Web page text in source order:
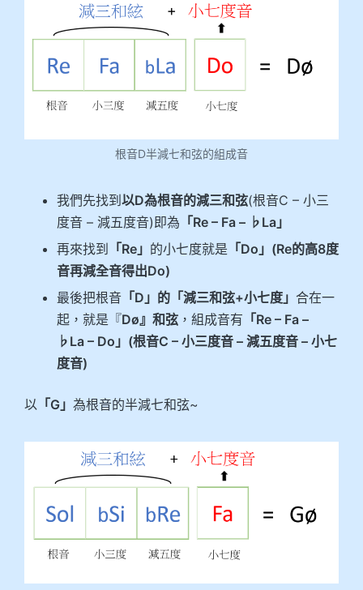
根音D半減七和弦的組成音
我們先找到以D為根音的減三和弦(根音C – 小三
度音 – 減五度音)即為 「Re – Fa – ♭La」
再來找到
「Re」 的小七度就是 「Do」(Re的高8度
音再減全音得出Do)
最後把根音 「D」的「減三和弦+小七度」 合在一
起，就是『Dø』和弦 ，組成音有 「Re – Fa –
♭La – Do」(根音C – 小三度音 – 減五度音 – 小七
度音)
以 「G」 為根音的半減七和弦~